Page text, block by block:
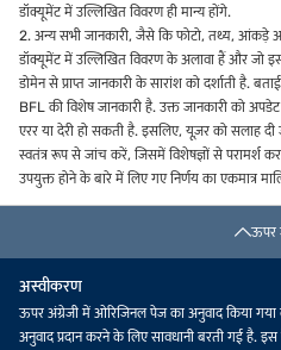
डॉक्यूमेंट में उल्लिखित विवरण ही मान्य होंगे.
2. अन्य सभी जानकारी, जैसे कि फोटो, तथ्य, आंकड़े
डॉक्यूमेंट में उल्लिखित विवरण के अलावा हैं और जो
डोमेन से प्राप्त जानकारी के सारांश को दर्शाती है.
BFL की विशेष जानकारी है. उक्त जानकारी को
एरर या देरी हो सकती है. इसलिए, यूज़र को सलाह
स्वतंत्र रूप से जांच करें, जिसमें विशेषज्ञों से परामर्श
उपयुक्त होने के बारे में लिए गए निर्णय का एकमात्र
ऊपर
अस्वीकरण
ऊपर अंग्रेजी में ओरिजिनल पेज का अनुवाद किया
अनुवाद प्रदान करने के लिए सावधानी बरती गई है.